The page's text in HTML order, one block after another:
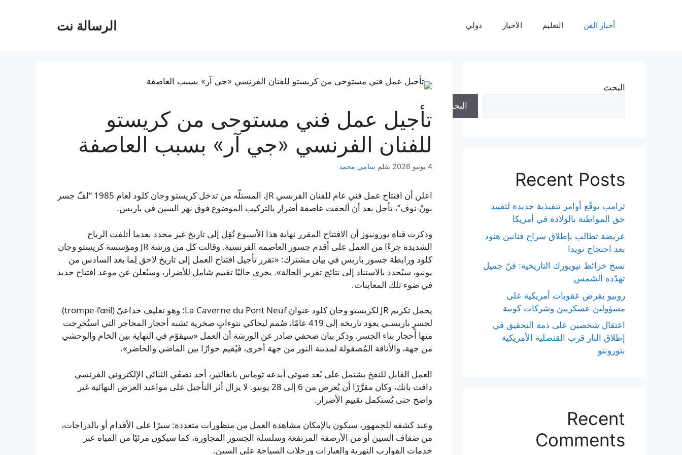
الرسالة نت أخبار الفن التعليم الأخبار دولي
تأجيل عمل فني مستوحى من كريستو
للفنان الفرنسي «جي آر» بسبب العاصفة
4 يونيو 2026 بقلم سامي محمد
اعلن أن افتتاح عمل فني عام للفنان الفرنسي JR، المستلّه من تدخل كريستو وجان كلود لعام 1985 “لفّ جسر
بونْ-نوف”، تأجل بعد أن ألحقت عاصفة أضرار بالتركيب الموضوع فوق نهر السين في باريس.
وذكرت قناة يورونيوز أن الافتتاح المقرر نهاية هذا الأسبوع نُقِل إلى تاريخ غير محدد بعدما أتلفت الرياح
الشديدة جزءًا من العمل على أقدم جسور العاصمة الفرنسية. وقالت كل من ورشة JR ومؤسسة كريستو وجان
كلود ورابطة جسور باريس في بيان مشترك: «تقرر تأجيل افتتاح العمل إلى تاريخ لاحق لِما بعد السادس من
يونيو، سيُحدد بالاستناد إلى نتائج تقرير الحالة». يجري حاليًا تقييم شامل للأضرار، وسيُعلن عن موعد افتتاح جديد
في ضوء تلك المعاينات.
يحمل تكريم JR لكريستو وجان كلود عنوان La Caverne du Pont Neuf؛ وهو تغليف خداعيّ (trompe-l’œil)
لجسرٍ باريسـي يعود تاريخه إلى 419 عامًا، صُمم ليحاكي نتوءاتٍ صخرية تشبه أحجار المحاجر التي استُخرِجت
منها أحجار بناء الجسر. وذكر بيان صحفي صادر عن الورشة أن العمل «سيقوّم في النهاية بين الخام والوحشي
من جهة، والأناقة المُصقولة لمدينة النور من جهة أخرى، فَيُقيم حوارًا بين الماضي والحاضر».
العمل القابل للنفخ يشتمل على بُعد صوتي أبدعه توماس بانغالتير، أحد نصفَي الثنائي الإلكتروني الفرنسي
دافت بانك، وكان مقرَّرًا أن يُعرض من 6 إلى 28 يونيو. لا يزال أثر التأجيل على مواعيد العرض النهائية غير
واضح حتى يُستكمل تقييم الأضرار.
وعند كشفه للجمهور، سيكون بالإمكان مشاهدة العمل من منظورات متعددة: سيرًا على الأقدام أو بالدراجات،
من ضفاف السين أو من الأرصفة المرتفعة وسلسلة الجسور المجاورة، كما سيكون مرئيًا من المياه عبر
خدمات القوارب النهرية والعبارات ورحلات السياحة على السين.
البحث
البحث
Recent Posts
ترامب يوقّع أوامر تنفيذية جديدة لتقييد
حق المواطنة بالولادة في أمريكا
عريضة تطالب بإطلاق سراح فنانين هنود
بعد احتجاج نويدا
نسخ خرائط نيويورك التاريخية: فنّ جميل
تهدّده الشمس
روبيو يفرض عقوبات أمريكية على
مسؤولين عسكريين وشركات كوبية
اعتقال شخصين على ذمة التحقيق في
إطلاق النار قرب القنصلية الأمريكية
بتورونتو
Recent
Comments